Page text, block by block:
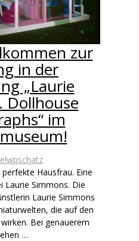
zur
in der
„Laurie
Dollhouse
im
perfekte Hausfrau. Eine
Laurie Simmons. Die
Laurie Simmons
die auf den
Bei genauerem
…